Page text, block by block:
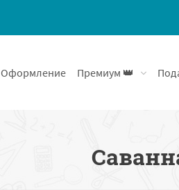
Оформление Премиум 👑